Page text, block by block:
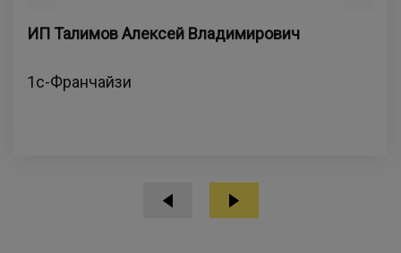
ИП Талимов Алексей Владимирович
1с-Франчайзи